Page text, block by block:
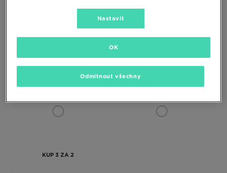
590 Kč
KUP 3 ZA 2
Nastavit
Odmítnout všechny
OK